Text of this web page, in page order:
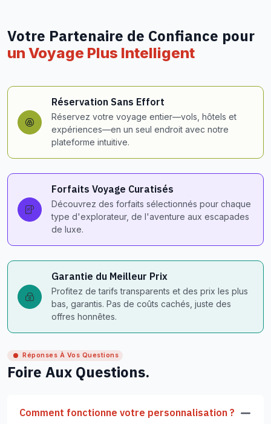
Votre Partenaire de Confiance pour
un Voyage Plus Intelligent
Réservation Sans Effort
Réservez votre voyage entier—vols, hôtels et
expériences—en un seul endroit avec notre
plateforme intuitive.
Forfaits Voyage Curatisés
Découvrez des forfaits sélectionnés pour chaque
type d'explorateur, de l'aventure aux escapades
de luxe.
Garantie du Meilleur Prix
Profitez de tarifs transparents et des prix les plus
bas, garantis. Pas de coûts cachés, juste des
offres honnêtes.
Réponses À Vos Questions
Foire Aux Questions.
Comment fonctionne votre personnalisation ?